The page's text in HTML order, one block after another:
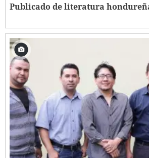
Publicado de literatura